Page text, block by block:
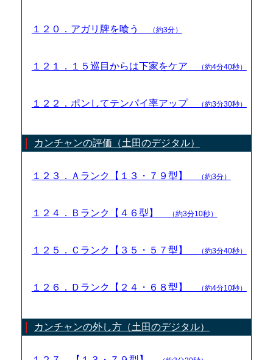
１２０．アガリ牌を喰う （約3分）
１２１．１５巡目からは下家をケア （約4分40秒）
１２２．ポンしてテンパイ率アップ （約3分30秒）
カンチャンの評価（土田のデジタル）
１２３．Ａランク【１３・７９型】 （約3分）
１２４．Ｂランク【４６型】 （約3分10秒）
１２５．Ｃランク【３５・５７型】 （約3分40秒）
１２６．Ｄランク【２４・６８型】 （約4分10秒）
カンチャンの外し方（土田のデジタル）